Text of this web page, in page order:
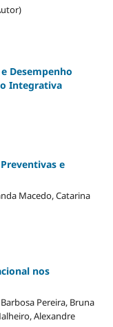
Desempenho
Integrativa
e
Macedo, Catarina
nos
Pereira, Bruna
Alexandre